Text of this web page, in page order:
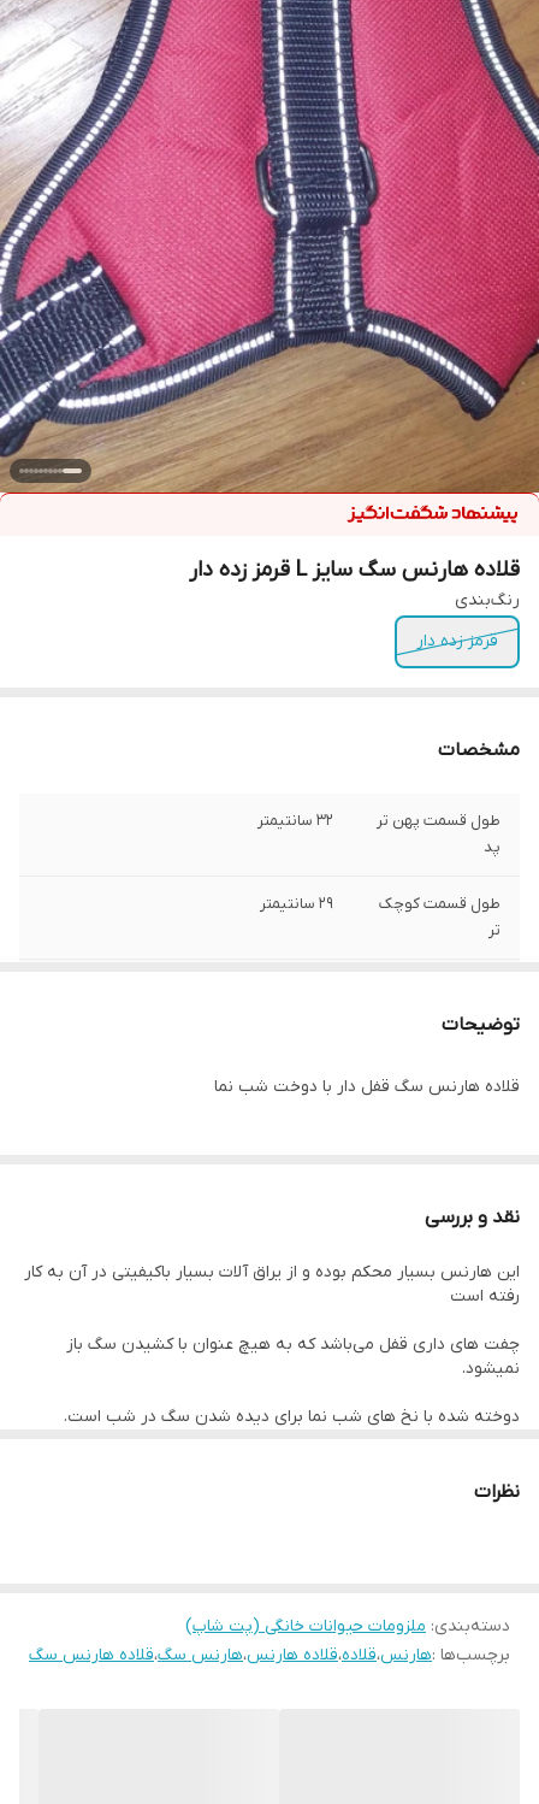
قلاده هارنس سگ سایز L قرمز زده دار
رنگ‌بندی
قرمز زده دار
مشخصات
طول قسمت پهن تر
پد
۳۲ سانتیمتر
طول قسمت کوچک
تر
۲۹ سانتیمتر
اندازه بند دور کمر قابل تنظیم از ۶۶ تا ۷۴ سانتی متر
توضیحات
قلاده هارنس سگ قفل دار با دوخت شب نما
نقد و بررسی
این هارنس بسیار محکم بوده و از یراق آلات بسیار باکیفیتی در آن به کار
رفته است
چفت های داری قفل می‌باشد که به هیچ عنوان با کشیدن سگ باز
نمیشود.
دوخته شده با نخ های شب نما برای دیده شدن سگ در شب است.
نظرات
دسته‌بندی: ملزومات حیوانات خانگی (پت شاپ)
برچسب‌ها :هارنس،قلاده،قلاده هارنس،هارنس سگ،قلاده هارنس سگ